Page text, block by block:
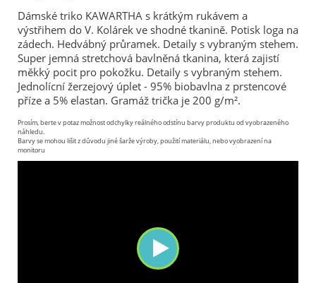
Dámské triko KAWARTHA s krátkým rukávem a
výstřihem do V. Kolárek ve shodné tkanině. Potisk loga na
zádech. Hedvábný průramek. Detaily s vybraným stehem.
Super jemná stretchová bavlněná tkanina, která zajistí
měkký pocit pro pokožku. Detaily s vybraným stehem.
Jednolícní žerzejový úplet - 95% biobavlna z prstencové
příze a 5% elastan. Gramáž trička je 200 g/m².
Prosím, berte v potaz možnost odchylky reálného odstínu barvy produktu od vyobrazeného
náhledu.
Barvy se mohou lišit z důvodu jiné šarže výroby, použití materiálu, nebo vyobrazení na
monitoru
https://vimeo.com/163406930